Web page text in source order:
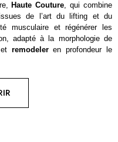
Haute Couture, qui combine
de l’art du lifting et du
musculaire et régénérer les
adapté à la morphologie de
et remodeleren profondeur le